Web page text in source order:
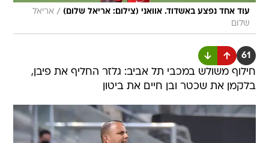
עוד אחד נפצע באשדוד. אוואני (צילום: אריאל שלום) / אריאל
שלום
61
חילוף משולש במכבי תל אביב: גלזר החליף את פיבן,
בלקמן את שכטר ובן חיים את ביטון